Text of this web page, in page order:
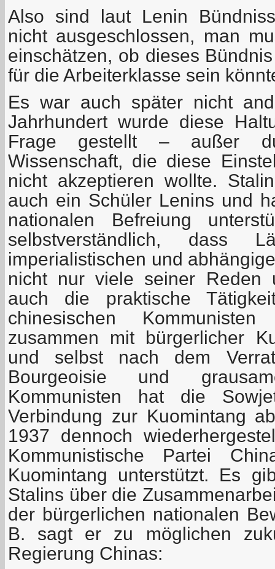
Also sind laut Lenin
nicht ausgeschlossen, man
einschätzen, ob dieses
für die Arbeiterklasse sein
Es war auch später nicht
Jahrhundert wurde diese
Frage gestellt – außer
Wissenschaft, die diese
nicht akzeptieren wollte.
auch ein Schüler Lenins und
nationalen Befreiung
selbstverständlich,
imperialistischen und
nicht nur viele seiner Reden
auch die praktische
chinesischen
zusammen mit bürgerlicher
und selbst nach dem
Bourgeoisie und
Kommunisten hat die
Verbindung zur Kuomintang
1937 dennoch
Kommunistische Partei
Kuomintang unterstützt. Es
Stalins über die
der bürgerlichen nationalen
B. sagt er zu möglichen
Regierung Chinas: